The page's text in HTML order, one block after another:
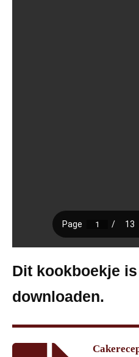
Dit kookboekje
downloaden.